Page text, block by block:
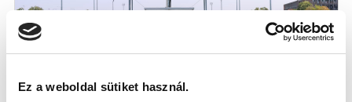
Ez a weboldal sütiket használ.